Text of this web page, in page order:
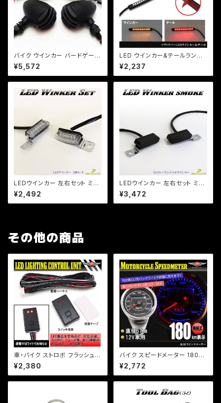
バイク ウインカー バードゲージ
ウインカー マッドブラック 艶消
しブラック 4個セット カスタム
¥5,572
LED ウインカー&テールランプ /
曲線・防水仕様/両面テープ/左
右2個セット リアフェンダー カウ
ルに装着！ ZR ZZ ZX マジェ
¥2,237
LEDウインカー 左右セット ミニ
ウインカー 車検対応 バイク用
ハンドル固定型 6LED CB SR
DS TW等/【Dream-Japan】
¥2,492
LEDウインカー 左右セット ミニ
ウインカー 流れるウインカー【
スモークレンズ】 ハンドル固定
型 6LED CB SR DS TW等【ク
¥3,472
その他の商品
車・バイク ストロボ フラッシュ
コントローラーユニット LED装
飾/フォグなど/点滅10パターン/
b125/【クリックポスト】
¥2,380
バイク スピードメーター 180k
m LEDミニメーター 汎用 シル
バー 12V用//機械式/b167/モン
キー/エイプ/DAX等
¥2,772